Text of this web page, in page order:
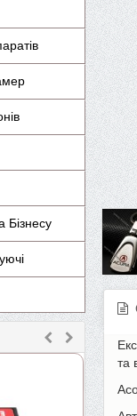
Бізнесу
-9%
та